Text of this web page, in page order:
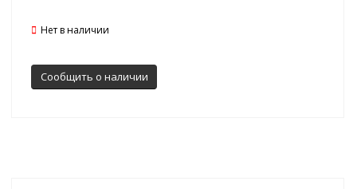
Нет в наличии
Сообщить о наличии